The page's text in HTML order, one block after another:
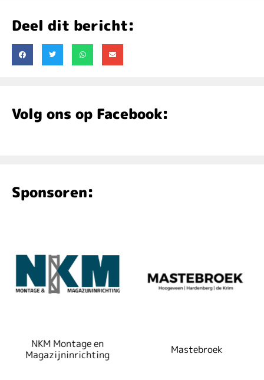
Deel dit bericht:
Volg ons op Facebook:
Sponsoren:
NKM Montage en
Magazijninrichting
Mastebroek